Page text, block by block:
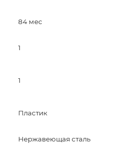
84 мес
1
1
Пластик
Нержавеющая сталь